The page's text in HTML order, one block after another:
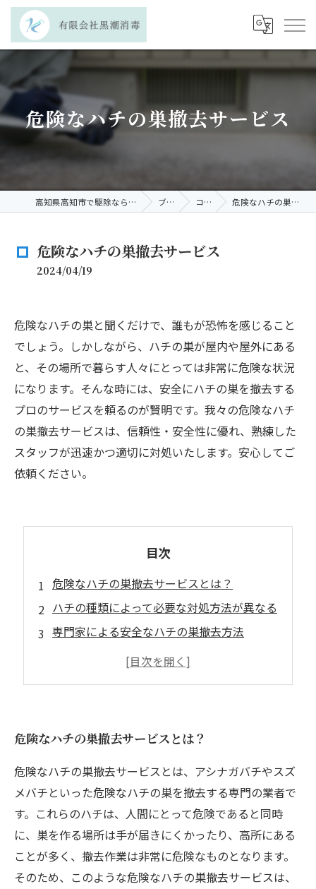
危険なハチの巣撤去サービス
高知県高知市で駆除なら有限会社黒潮消毒 ブログ コラム 危険なハチの巣撤去サービス
危険なハチの巣撤去サービス
2024/04/19
危険なハチの巣と聞くだけで、誰もが恐怖を感じること
でしょう。しかしながら、ハチの巣が屋内や屋外にある
と、その場所で暮らす人々にとっては非常に危険な状況
になります。そんな時には、安全にハチの巣を撤去する
プロのサービスを頼るのが賢明です。我々の危険なハチ
の巣撤去サービスは、信頼性・安全性に優れ、熟練した
スタッフが迅速かつ適切に対処いたします。安心してご
依頼ください。
目次
危険なハチの巣撤去サービスとは？
ハチの種類によって必要な対処方法が異なる
専門家による安全なハチの巣撤去方法
事前の調査や安全対策も重要
危険なハチの巣撤去サービスとは？
危険なハチの巣撤去サービスとは、アシナガバチやスズ
メバチといった危険なハチの巣を撤去する専門の業者で
す。これらのハチは、人間にとって危険であると同時
に、巣を作る場所は手が届きにくかったり、高所にある
ことが多く、撤去作業は非常に危険なものとなります。
そのため、このような危険なハチの巣撤去サービスは、